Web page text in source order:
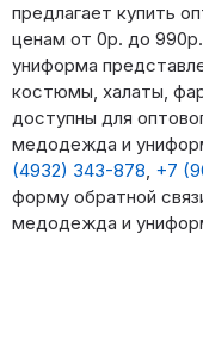
предлагает купить
ценам от 0р. до
униформа
костюмы, халаты,
доступны для
медодежда и
(4932) 343-878, +7
форму обратной
медодежда и